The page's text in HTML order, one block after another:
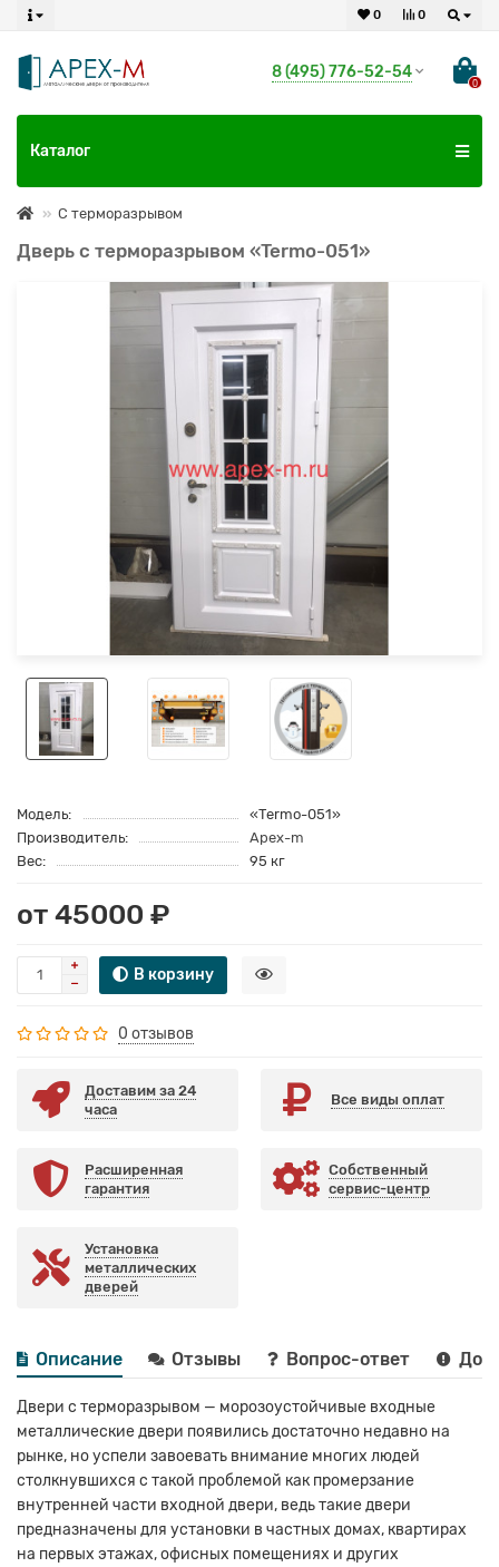
0
0
8 (495) 776-52-54
0
Каталог
С терморазрывом
Дверь с терморазрывом «Termo-051»
Модель:
«Termo-051»
Производитель:
Apex-m
Вес:
95 кг
от 45000 ₽
В корзину
0 отзывов
Доставим за 24
часа
Все виды оплат
Расширенная
гарантия
Собственный
сервис-центр
Установка
металлических
дверей
Описание Отзывы Вопрос-ответ
Двери с терморазрывом — морозоустойчивые входные
металлические двери появились достаточно недавно на
рынке, но успели завоевать внимание многих людей
столкнувшихся с такой проблемой как промерзание
внутренней части входной двери, ведь такие двери
предназначены для установки в частных домах, квартирах
на первых этажах, офисных помещениях и других